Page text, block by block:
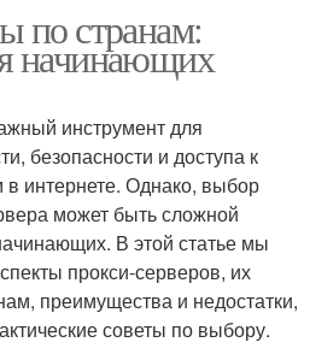
по странам:
начинающих
инструмент для
безопасности и доступа к
интернете. Однако, выбор
может быть сложной
В этой статье мы
прокси-серверов, их
преимущества и недостатки,
советы по выбору.